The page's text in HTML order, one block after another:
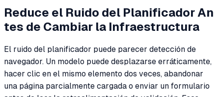
Reduce el Ruido del Planificador An
tes de Cambiar la Infraestructura
El ruido del planificador puede parecer detección de
navegador. Un modelo puede desplazarse erráticamente,
hacer clic en el mismo elemento dos veces, abandonar
una página parcialmente cargada o enviar un formulario